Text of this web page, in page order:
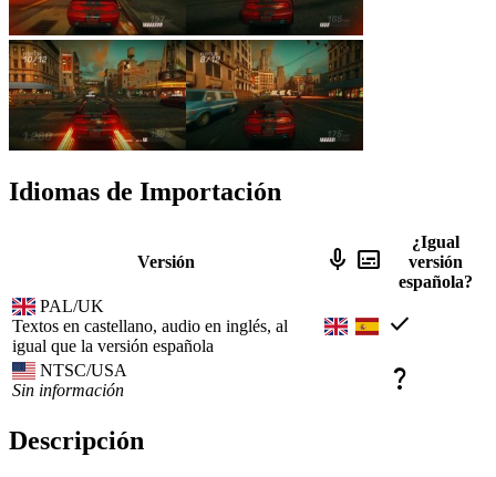
Idiomas de Importación
Versión mic subtitles
¿Igual
versión
española?
PAL/UK
Textos en castellano, audio en inglés, al
igual que la versión española
check
NTSC/USA
Sin información
question_mark
Descripción